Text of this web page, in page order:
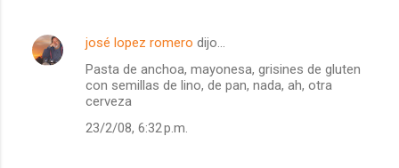
josé lopez romero dijo…
Pasta de anchoa, mayonesa, grisines de gluten
con semillas de lino, de pan, nada, ah, otra
cerveza
23/2/08, 6:32 p.m.